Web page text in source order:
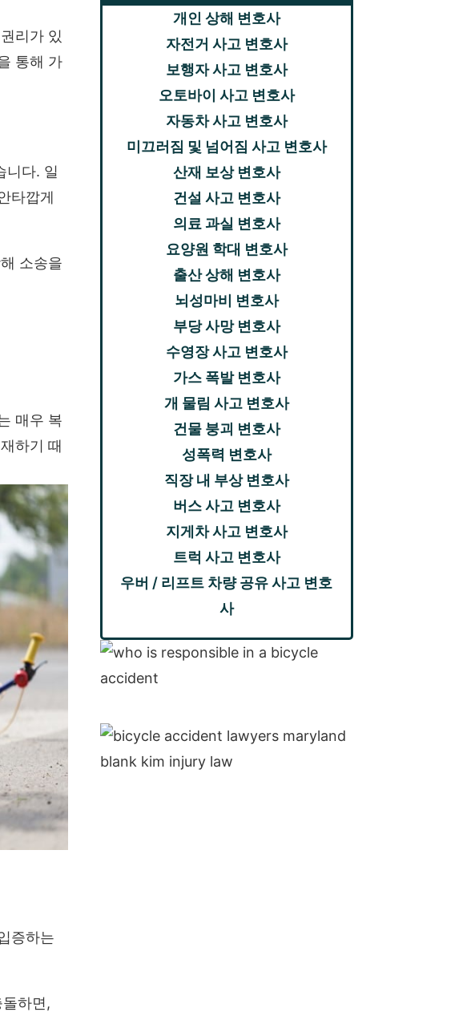
리가 있
통해 가
니다. 일
타깝게
소송을
매우 복
하기 때
증하는
하면,
개인 상해 변호사
자전거 사고 변호사
보행자 사고 변호사
오토바이 사고 변호사
자동차 사고 변호사
미끄러짐 및 넘어짐 사고 변호사
산재 보상 변호사
건설 사고 변호사
의료 과실 변호사
요양원 학대 변호사
출산 상해 변호사
뇌성마비 변호사
부당 사망 변호사
수영장 사고 변호사
가스 폭발 변호사
개 물림 사고 변호사
건물 붕괴 변호사
성폭력 변호사
직장 내 부상 변호사
버스 사고 변호사
지게차 사고 변호사
트럭 사고 변호사
우버 / 리프트 차량 공유 사고 변호
사